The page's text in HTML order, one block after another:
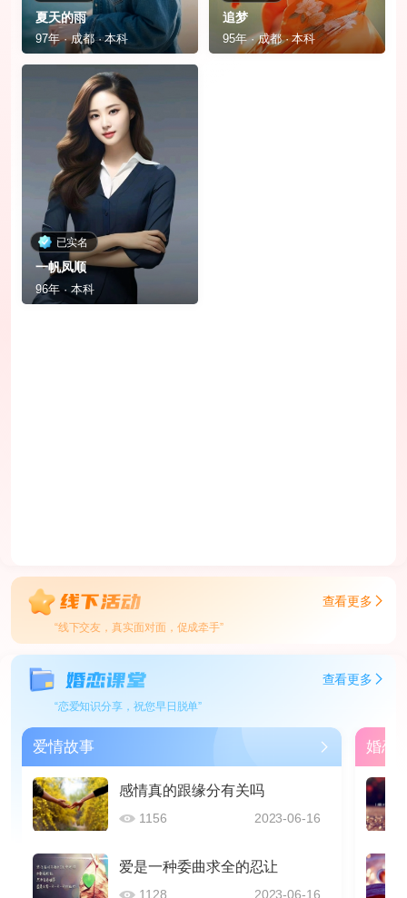
夏天的雨
97年 · 成都 · 本科
追梦
95年 · 成都 · 本科
已实名
一帆凤顺
96年 · 本科
查看更多
“线下交友，真实面对面，促成牵手”
查看更多
“恋爱知识分享，祝您早日脱单”
爱情故事
感情真的跟缘分有关吗
1156 2023-06-16
爱是一种委曲求全的忍让
1128 2023-06-16
婚恋